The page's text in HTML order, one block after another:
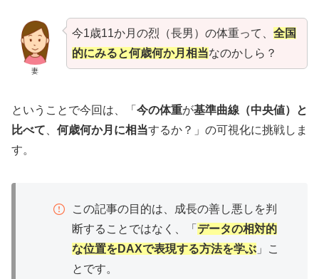
妻
今1歳11か月の烈（長男）の体重って、 全国
的にみると何歳何か月相当なのかしら？
ということで今回は、「 今の体重が基準曲線（中央値）と
比べて
何歳何か月に相当するか？」の可視化に挑戦しま
す。
この記事の目的は、成長の善し悪しを判
断することではなく、「 データの相対的
な位置をDAXで表現する方法を学ぶ」こ
とです。